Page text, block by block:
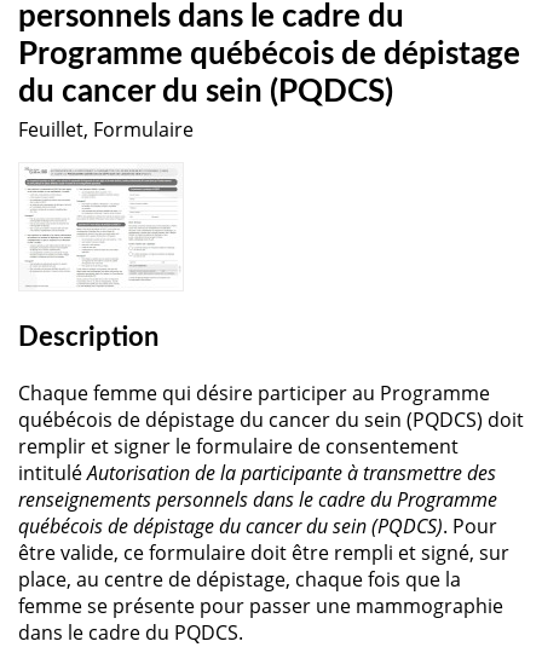
personnels dans le cadre du
Programme québécois de dépistage
du cancer du sein (PQDCS)
Feuillet, Formulaire
Description
Chaque femme qui désire participer au Programme
québécois de dépistage du cancer du sein (PQDCS) doit
remplir et signer le formulaire de consentement
intituléAutorisation de la participante à transmettre des
renseignements personnels dans le cadre du Programme
québécois de dépistage du cancer du sein (PQDCS). Pour
être valide, ce formulaire doit être rempli et signé, sur
place, au centre de dépistage, chaque fois que la
femme se présente pour passer une mammographie
dans le cadre du PQDCS.